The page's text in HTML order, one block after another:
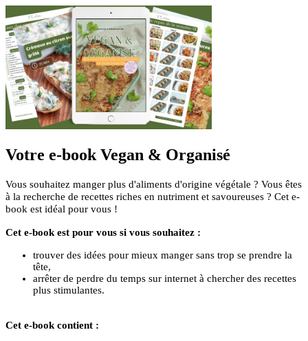
Votre e-book Vegan & Organisé
Vous souhaitez manger plus d'aliments d'origine végétale ? Vous êtes
à la recherche de recettes riches en nutriment et savoureuses ? Cet e-
book est idéal pour vous !
Cet e-book est pour vous si vous souhaitez :
trouver des idées pour mieux manger sans trop se prendre la
tête,
arrêter de perdre du temps sur internet à chercher des recettes
plus stimulantes.
Cet e-book contient :